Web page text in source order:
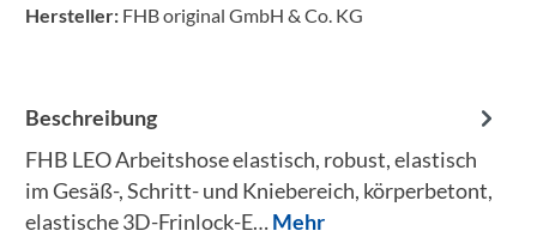
Hersteller: FHB original GmbH & Co. KG
Beschreibung
FHB LEO Arbeitshose elastisch, robust, elastisch
im Gesäß-, Schritt- und Kniebereich, körperbetont,
elastische 3D-Frinlock-E…Mehr